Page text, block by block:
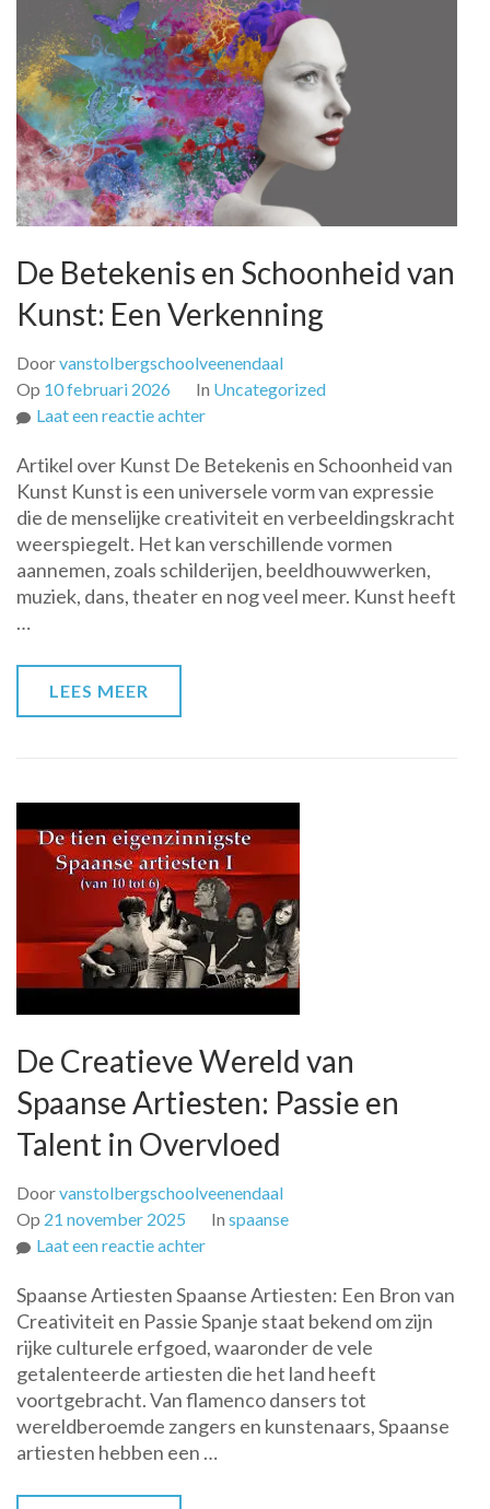
De Betekenis en Schoonheid van
Kunst: Een Verkenning
Doorvanstolbergschoolveenendaal
Op 10 februari 2026 In Uncategorized
Laat een reactie achterop
Betekenis
en
Schoonheid
van
Kunst:
Een
Artikel over Kunst De Betekenis en Schoonheid van
Kunst Kunst is een universele vorm van expressie
die de menselijke creativiteit en verbeeldingskracht
weerspiegelt. Het kan verschillende vormen
aannemen, zoals schilderijen, beeldhouwwerken,
muziek, dans, theater en nog veel meer. Kunst heeft
…
LEES MEER
De Creatieve Wereld van
Spaanse Artiesten: Passie en
Talent in Overvloed
Doorvanstolbergschoolveenendaal
Op 21 november 2025 In spaanse
Laat een reactie achterop
Creatieve
Wereld
van
Spaanse
Artiesten:
Passie
en
Spaanse Artiesten Spaanse Artiesten: Een Bron van
Creativiteit en Passie Spanje staat bekend om zijn
rijke culturele erfgoed, waaronder de vele
getalenteerde artiesten die het land heeft
voortgebracht. Van flamenco dansers tot
wereldberoemde zangers en kunstenaars, Spaanse
artiesten hebben een …